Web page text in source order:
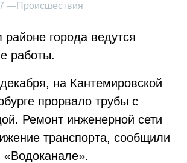
—Происшествия
города ведутся
работы.
на Кантемировской
прорвало трубы с
Ремонт инженерной сети
транспорта, сообщили
«Водоканале».